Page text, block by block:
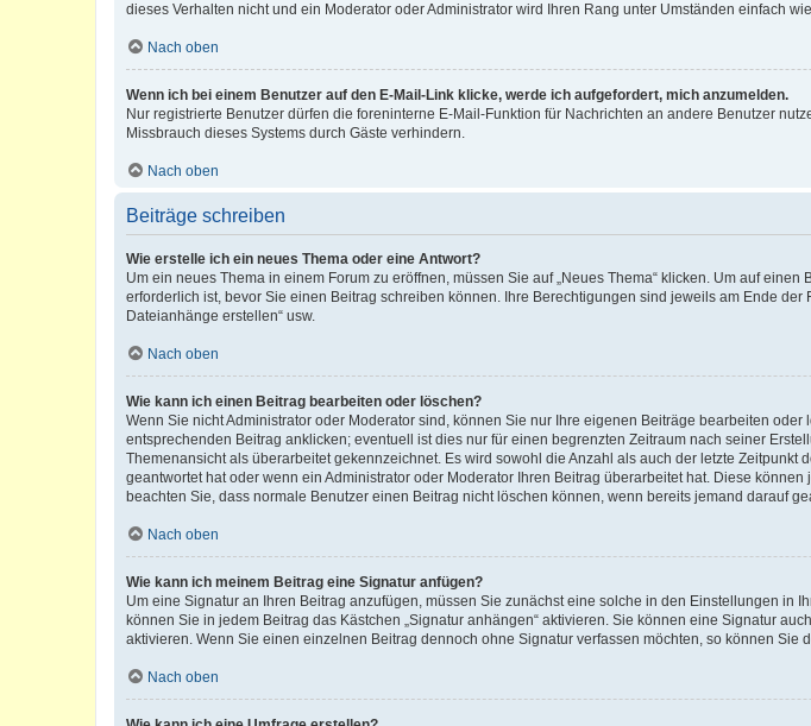
dieses Verhalten nicht und ein Moderator oder Administrator wird Ihren Rang unter Umständen einfach
Nach oben
Wenn ich bei einem Benutzer auf den E-Mail-Link klicke, werde ich aufgefordert, mich anzumelden.
Nur registrierte Benutzer dürfen die foreninterne E-Mail-Funktion für Nachrichten an andere Benutzer
Missbrauch dieses Systems durch Gäste verhindern.
Nach oben
Beiträge schreiben
Wie erstelle ich ein neues Thema oder eine Antwort?
Um ein neues Thema in einem Forum zu eröffnen, müssen Sie auf „Neues Thema“ klicken. Um auf
erforderlich ist, bevor Sie einen Beitrag schreiben können. Ihre Berechtigungen sind jeweils am Ende
Dateianhänge erstellen“ usw.
Nach oben
Wie kann ich einen Beitrag bearbeiten oder löschen?
Wenn Sie nicht Administrator oder Moderator sind, können Sie nur Ihre eigenen Beiträge bearbeiten
entsprechenden Beitrag anklicken; eventuell ist dies nur für einen begrenzten Zeitraum nach seiner
Themenansicht als überarbeitet gekennzeichnet. Es wird sowohl die Anzahl als auch der letzte
geantwortet hat oder wenn ein Administrator oder Moderator Ihren Beitrag überarbeitet hat. Diese
beachten Sie, dass normale Benutzer einen Beitrag nicht löschen können, wenn bereits jemand darauf
Nach oben
Wie kann ich meinem Beitrag eine Signatur anfügen?
Um eine Signatur an Ihren Beitrag anzufügen, müssen Sie zunächst eine solche in den Einstellungen
können Sie in jedem Beitrag das Kästchen „Signatur anhängen“ aktivieren. Sie können eine Signatur
aktivieren. Wenn Sie einen einzelnen Beitrag dennoch ohne Signatur verfassen möchten, so können Sie
Nach oben